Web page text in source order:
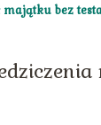
majątku bez